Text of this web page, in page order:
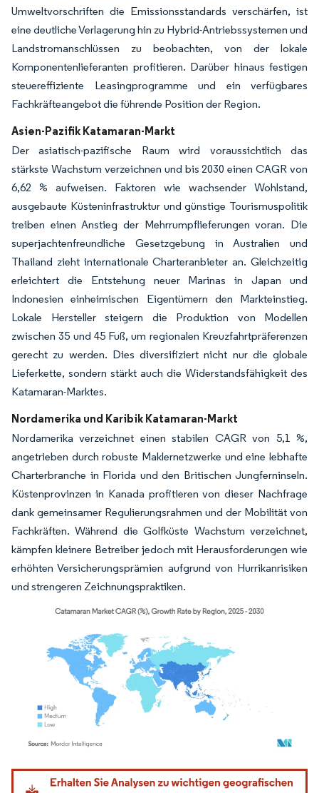
Umweltvorschriften die Emissionsstandards verschärfen, ist
eine deutliche Verlagerung hin zu Hybrid-Antriebssystemen und
Landstromanschlüssen zu beobachten, von der lokale
Komponentenlieferanten profitieren. Darüber hinaus festigen
steuereffiziente Leasingprogramme und ein verfügbares
Fachkräfteangebot die führende Position der Region.
Asien-Pazifik Katamaran-Markt
Der asiatisch-pazifische Raum wird voraussichtlich das
stärkste Wachstum verzeichnen und bis 2030 einen CAGR von
6,62 % aufweisen. Faktoren wie wachsender Wohlstand,
ausgebaute Küsteninfrastruktur und günstige Tourismuspolitik
treiben einen Anstieg der Mehrrumpflieferungen voran. Die
superjachtenfreundliche Gesetzgebung in Australien und
Thailand zieht internationale Charteranbieter an. Gleichzeitig
erleichtert die Entstehung neuer Marinas in Japan und
Indonesien einheimischen Eigentümern den Markteinstieg.
Lokale Hersteller steigern die Produktion von Modellen
zwischen 35 und 45 Fuß, um regionalen Kreuzfahrtpräferenzen
gerecht zu werden. Dies diversifiziert nicht nur die globale
Lieferkette, sondern stärkt auch die Widerstandsfähigkeit des
Katamaran-Marktes.
Nordamerika und Karibik Katamaran-Markt
Nordamerika verzeichnet einen stabilen CAGR von 5,1 %,
angetrieben durch robuste Maklernetzwerke und eine lebhafte
Charterbranche in Florida und den Britischen Jungferninseln.
Küstenprovinzen in Kanada profitieren von dieser Nachfrage
dank gemeinsamer Regulierungsrahmen und der Mobilität von
Fachkräften. Während die Golfküste Wachstum verzeichnet,
kämpfen kleinere Betreiber jedoch mit Herausforderungen wie
erhöhten Versicherungsprämien aufgrund von Hurrikanrisiken
und strengeren Zeichnungspraktiken.
Bild © Mordor Intelligence. Wiederverwendung erfordert Namensnennung gemäß